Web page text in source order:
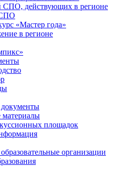
СПО, действующих в регионе
СПО
«Мастер года»
в регионе
материалы
площадок
организации